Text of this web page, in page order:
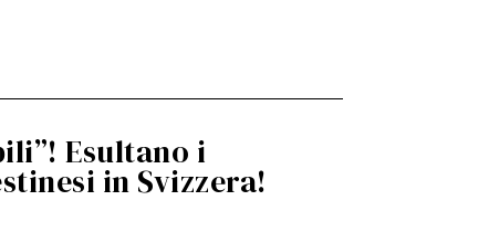
Esultano i
in Svizzera!